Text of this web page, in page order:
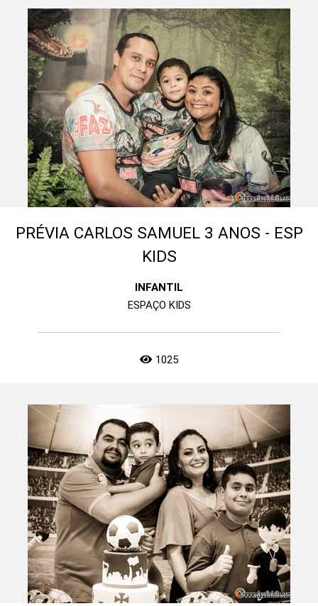
PRÉVIA CARLOS SAMUEL 3 ANOS - ESP
KIDS
INFANTIL
ESPAÇO KIDS
1025